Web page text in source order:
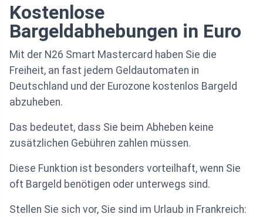
Kostenlose
Bargeldabhebungen in Euro
Mit der N26 Smart Mastercard haben Sie die
Freiheit, an fast jedem Geldautomaten in
Deutschland und der Eurozone kostenlos Bargeld
abzuheben.
Das bedeutet, dass Sie beim Abheben keine
zusätzlichen Gebühren zahlen müssen.
Diese Funktion ist besonders vorteilhaft, wenn Sie
oft Bargeld benötigen oder unterwegs sind.
Stellen Sie sich vor, Sie sind im Urlaub in Frankreich: